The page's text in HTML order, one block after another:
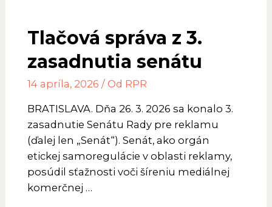
AK
Tlačová správa z 3.
zasadnutia senátu
14 apríla, 2026 / Od RPR
BRATISLAVA. Dňa 26. 3. 2026 sa konalo 3.
zasadnutie Senátu Rady pre reklamu
(ďalej len „Senát“). Senát, ako orgán
etickej samoregulácie v oblasti reklamy,
posúdil sťažnosti voči šíreniu mediálnej
komerčnej …